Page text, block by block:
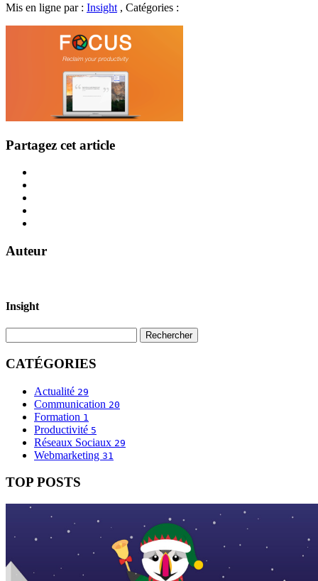
Mis en ligne par : Insight , Catégories :
Partagez cet article
Auteur
Insight
CATÉGORIES
Actualité 29
Communication 20
Formation 1
Productivité 5
Réseaux Sociaux 29
Webmarketing 31
TOP POSTS